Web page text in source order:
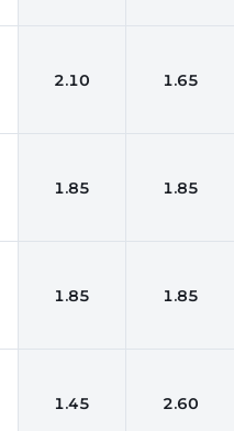
2.10 1.65
1.85 1.85
1.85 1.85
1.45 2.60